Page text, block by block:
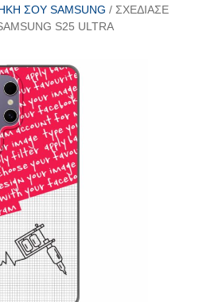
ΣΟΥ SAMSUNG / ΣΧΕΔΊΑΣΕ
S25 ULTRA